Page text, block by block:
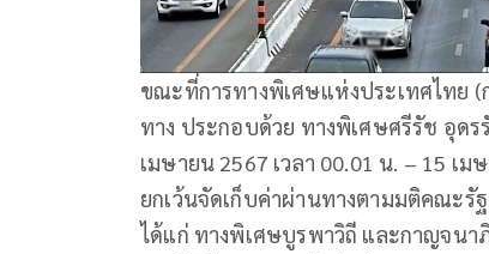
ขณะที่การทางพิเศษแห่งประเทศไทย (
ทาง ประกอบด้วย ทางพิเศษศรีรัช อุด
เมษายน 2567 เวลา 00.01 น. – 15 เม
ยกเว้นจัดเก็บค่าผ่านทางตามมติคณะ
ได้แก่ ทางพิเศษบูรพาวิถี และกาญจน